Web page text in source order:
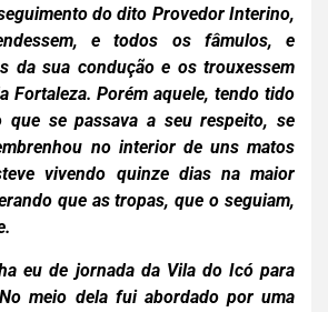
do dito Provedor Interino,
e todos os fâmulos, e
da sua condução e os trouxessem
Fortaleza. Porém aquele, tendo tido
que se passava a seu respeito, se
no interior de uns matos
vivendo quinze dias na maior
que as tropas, que o seguiam,
eu de jornada da Vila do Icó para
meio dela fui abordado por uma